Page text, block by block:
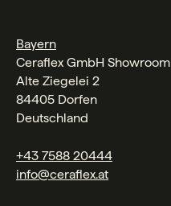
Bayern
Ceraflex GmbH Showroom
Alte Ziegelei 2
84405 Dorfen
Deutschland
+43 7588 20444
info@ceraflex.at